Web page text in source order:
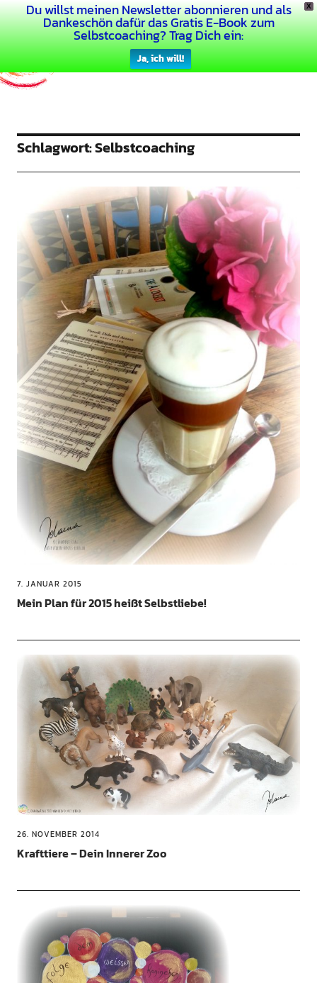
X
Du willst meinen Newsletter abonnieren und als
Dankeschön dafür das Gratis E-Book zum
Selbstcoaching? Trag Dich ein:
Ja, ich will!
Dein Buntes Leben
Schlagwort:Selbstcoaching
7. JANUAR 2015
Mein Plan für 2015 heißt Selbstliebe!
26. NOVEMBER 2014
Krafttiere – Dein Innerer Zoo